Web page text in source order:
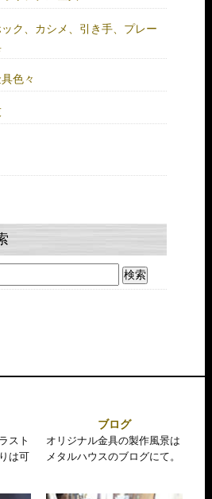
ク、カシメ、引き手、プレー
色々
スト
は可
ブログ
オリジナル金具の製作風景は
メタルハウスのブログにて。